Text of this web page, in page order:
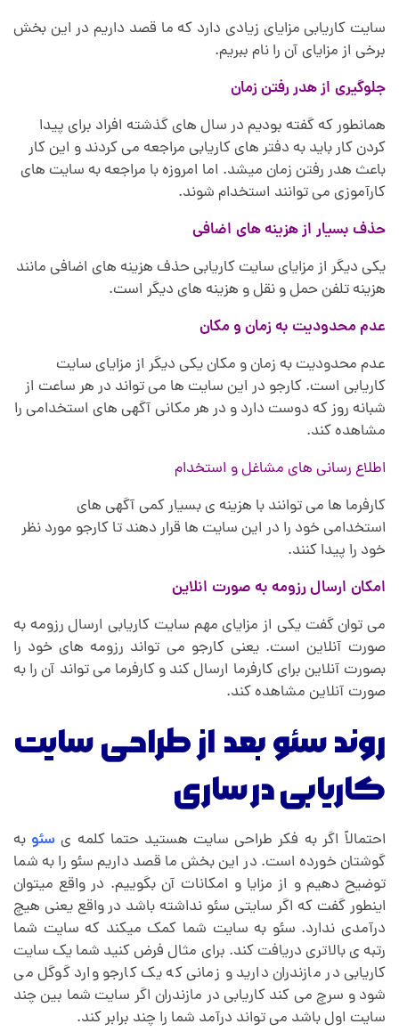
سایت کاریابی مزایای زیادی دارد که ما قصد داریم در این بخش
برخی از مزایای آن را نام ببریم.
جلوگیری از هدر رفتن زمان
همانطور که گفته بودیم در سال های گذشته افراد برای پیدا
کردن کار باید به دفتر های کاریابی مراجعه می کردند و این کار
باعث هدر رفتن زمان میشد. اما امروزه با مراجعه به سایت های
کارآموزی می توانند استخدام شوند.
حذف بسیار از هزینه های اضافی
یکی دیگر از مزایای سایت کاریابی حذف هزینه های اضافی مانند
هزینه تلفن حمل و نقل و هزینه های دیگر است.
عدم محدودیت به زمان و مکان
عدم محدودیت به زمان و مکان یکی دیگر از مزایای سایت
کاریابی است. کارجو در این سایت ها می تواند در هر ساعت از
شبانه روز که دوست دارد و در هر مکانی آگهی های استخدامی را
مشاهده کند.
اطلاع رسانی های مشاغل و استخدام
کارفرما ها می توانند با هزینه ی بسیار کمی آگهی های
استخدامی خود را در این سایت ها قرار دهند تا کارجو مورد نظر
خود را پیدا کنند.
امکان ارسال رزومه به صورت انلاین
می توان گفت یکی از مزایای مهم سایت کاریابی ارسال رزومه به
صورت آنلاین است. یعنی کارجو می تواند رزومه های خود را
بصورت آنلاین برای کارفرما ارسال کند و کارفرما می تواند آن را به
صورت آنلاین مشاهده کند.
روند سئو بعد از طراحی سایت
کاریابی در ساری
احتمالاً اگر به فکر طراحی سایت هستید حتما کلمه ی سئو به
گوشتان خورده است. در این بخش ما قصد داریم سئو را به شما
توضیح دهیم و از مزایا و امکانات آن بگوییم. در واقع میتوان
اینطور گفت که اگر سایتی سئو نداشته باشد در واقع یعنی هیچ
درآمدی ندارد. سئو به سایت شما کمک میکند که سایت شما
رتبه ی بالاتری دریافت کند. برای مثال فرض کنید شما یک سایت
کاریابی در مازندران دارید و زمانی که یک کارجو وارد گوگل می
شود و سرچ می کند کاریابی در مازندران اگر سایت شما بین چند
سایت اول باشد می تواند درآمد شما را چند برابر کند.